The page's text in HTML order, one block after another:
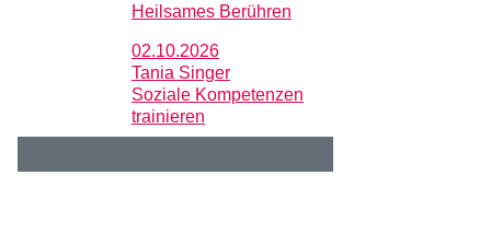
Heilsames Berühren
02.10.2026
Tania Singer
Soziale Kompetenzen
trainieren